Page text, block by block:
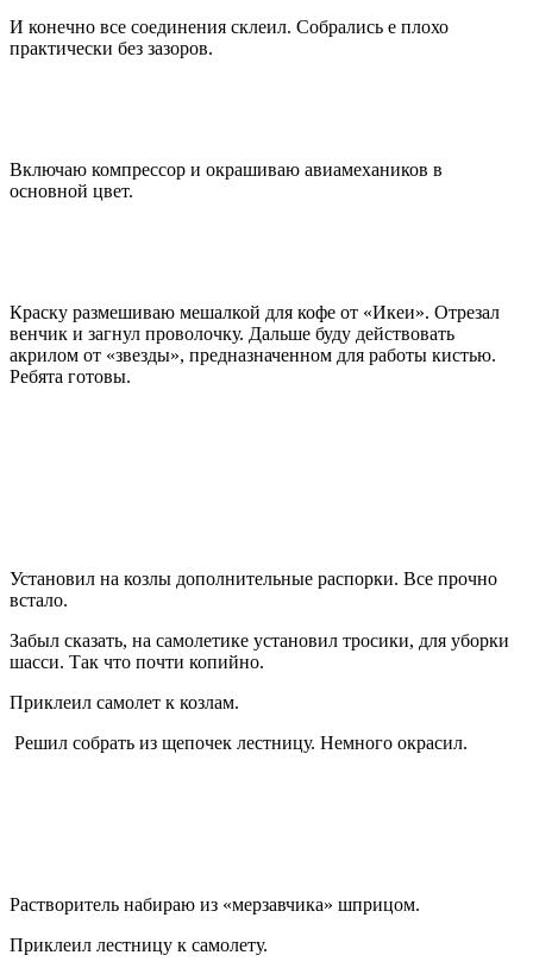
И конечно все соединения склеил. Собрались е плохо
практически без зазоров.
Включаю компрессор и окрашиваю авиамехаников в
основной цвет.
Краску размешиваю мешалкой для кофе от «Икеи». Отрезал
венчик и загнул проволочку. Дальше буду действовать
акрилом от «звезды», предназначенном для работы кистью.
Ребята готовы.
Установил на козлы дополнительные распорки. Все прочно
встало.
Забыл сказать, на самолетике установил тросики, для уборки
шасси. Так что почти копийно.
Приклеил самолет к козлам.
Решил собрать из щепочек лестницу. Немного окрасил.
Растворитель набираю из «мерзавчика» шприцом.
Приклеил лестницу к самолету.